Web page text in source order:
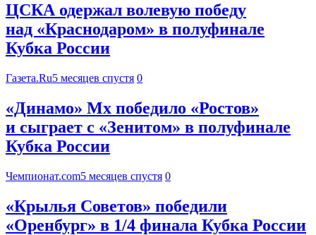
ЦСКА одержал волевую победу
над «Краснодаром» в полуфинале
Кубка России
Газета.Ru5 месяцев спустя 0
«Динамо» Мх победило «Ростов»
и сыграет с «Зенитом» в полуфинале
Кубка России
Чемпионат.com5 месяцев спустя 0
«Крылья Советов» победили
«Оренбург» в 1/4 финала Кубка России